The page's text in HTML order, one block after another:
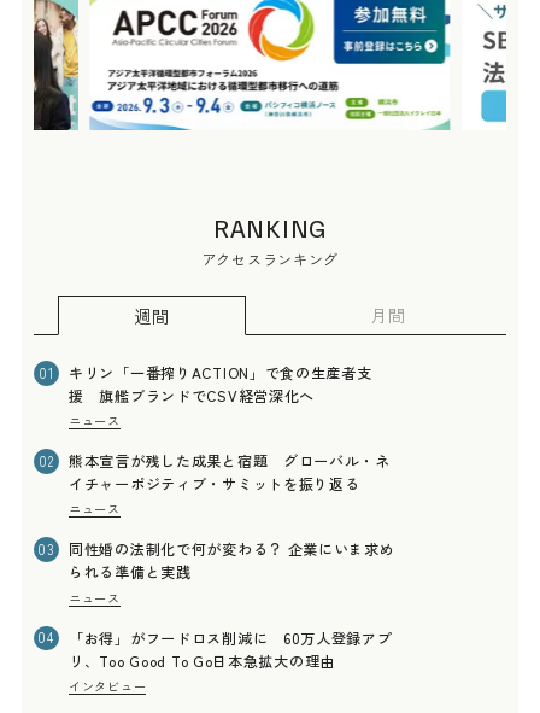
RANKING
アクセスランキング
週間 月間
01
キリン「一番搾りACTION」で食の生産者支
援 旗艦ブランドでCSV経営深化へ
ニュース
02
熊本宣言が残した成果と宿題 グローバル・ネ
イチャーポジティブ・サミットを振り返る
ニュース
03
同性婚の法制化で何が変わる？ 企業にいま求め
られる準備と実践
ニュース
04
「お得」がフードロス削減に 60万人登録アプ
リ、Too Good To Go日本急拡大の理由
インタビュー